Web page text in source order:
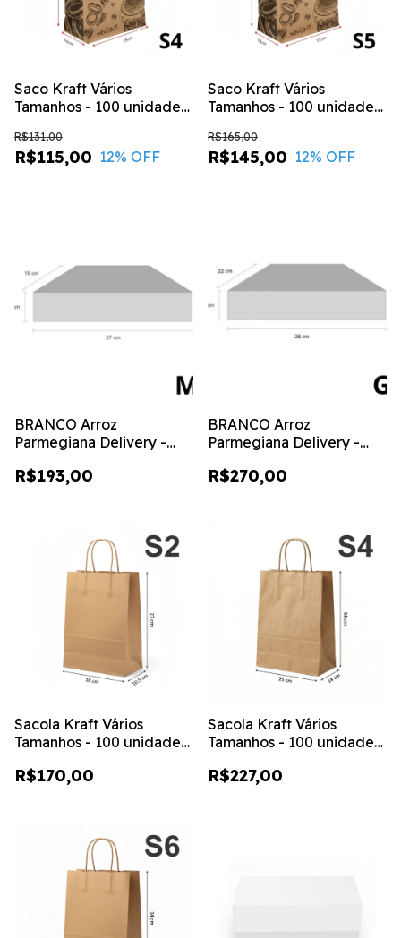
Saco Kraft Vários
Tamanhos - 100 unidades
R$115,00
R$131,00
12% OFF
Saco Kraft Vários
Tamanhos - 100 unidades
R$145,00
R$165,00
12% OFF
BRANCO Arroz
Parmegiana Delivery -
R$193,00
BRANCO Arroz
Parmegiana Delivery -
R$270,00
Sacola Kraft Vários
Tamanhos - 100 unidades
R$170,00
Sacola Kraft Vários
Tamanhos - 100 unidades
R$227,00